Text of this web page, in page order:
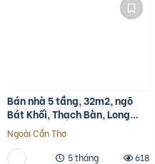
Bán nhà 5 tầng, 32m2, ngõ
Bát Khối, Thạch Bàn, Long
Biên – 5.7 tỷ
Ngoài Cần Thơ
5 tháng
618